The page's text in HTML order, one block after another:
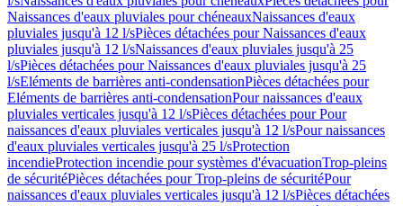
Naissances d'eaux pluviales pour chéneauxNaissances d'eaux
pluviales jusqu'à 12 l/sPièces détachées pour Naissances d'eaux
pluviales jusqu'à 12 l/sNaissances d'eaux pluviales jusqu'à 25
l/sPièces détachées pour Naissances d'eaux pluviales jusqu'à 25
l/sEléments de barrières anti-condensationPièces détachées pour
Eléments de barrières anti-condensationPour naissances d'eaux
pluviales verticales jusqu'à 12 l/sPièces détachées pour Pour
naissances d'eaux pluviales verticales jusqu'à 12 l/sPour naissances
d'eaux pluviales verticales jusqu'à 25 l/sProtection
incendieProtection incendie pour systèmes d'évacuationTrop-pleins
de sécuritéPièces détachées pour Trop-pleins de sécuritéPour
naissances d'eaux pluviales verticales jusqu'à 12 l/sPièces détachées